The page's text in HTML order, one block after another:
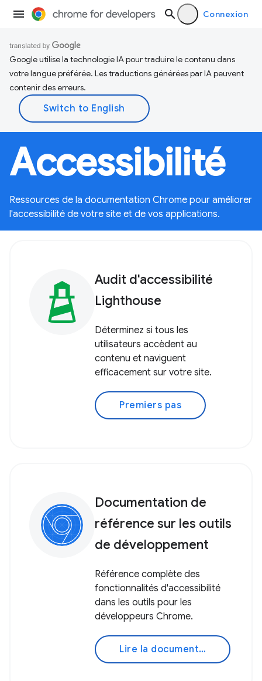
Connexion
Google utilise la technologie IA pour traduire le contenu dans
votre langue préférée. Les traductions générées par IA peuvent
contenir des erreurs.
Accessibilité
Ressources de la documentation Chrome pour améliorer
l'accessibilité de votre site et de vos applications.
Audit d'accessibilité
Lighthouse
Déterminez si tous les
utilisateurs accèdent au
contenu et naviguent
efficacement sur votre site.
Premiers pas
Documentation de
référence sur les outils
de développement
Référence complète des
fonctionnalités d'accessibilité
dans les outils pour les
développeurs Chrome.
Lire la documentation